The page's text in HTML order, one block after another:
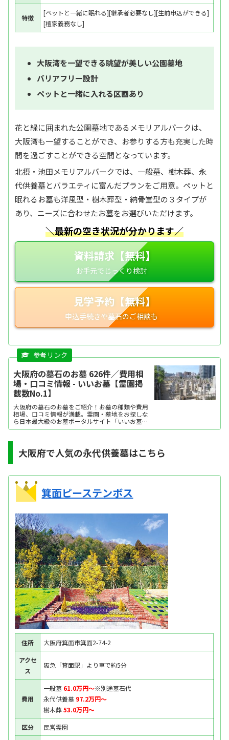
特徴
[ペットと一緒に眠れる][継承者必要なし][生前申込ができる]
[檀家義務なし]
大阪湾を一望できる眺望が美しい公園墓地
バリアフリー設計
ペットと一緒に入れる区画あり
花と緑に囲まれた公園墓地であるメモリアルパークは、
大阪湾も一望することができ、お参りする方も充実した時
間を過ごすことができる空間となっています。
北摂・池田メモリアルパークでは、一般墓、樹木葬、永
代供養墓とバラエティに富んだプランをご用意。ペットと
眠れるお墓も洋風型・樹木葬型・納骨堂型の３タイプが
あり、ニーズに合わせたお墓をお選びいただけます。
＼最新の空き状況が分かります／
資料請求【無料】
見学予約【無料】
大阪府の墓石のお墓 626件／費用相
場・口コミ情報 - いいお墓【霊園掲
載数No.1】
大阪府の墓石のお墓をご紹介！お墓の種類や費用
相場、口コミ情報が満載。霊園・墓地をお探しな
ら日本最大級のお墓ポータルサイト「いいお墓」
にお任せください。資料請求・見学予約・お墓の
大阪府で人気の永代供養墓はこちら
箕面ピーステンボス
住所
大阪府箕面市箕面2-74-2
アクセ
ス
阪急「箕面駅」より車で約5分
費用
一般墓 61.0万円〜※別途墓石代
永代供養墓 97.2万円〜
樹木葬53.0万円〜
区分
民営霊園